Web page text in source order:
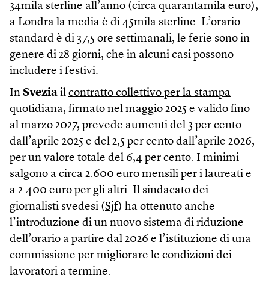
34mila sterline all’anno (circa quarantamila euro),
a Londra la media è di 45mila sterline. L’orario
standard è di 37,5 ore settimanali, le ferie sono in
genere di 28 giorni, che in alcuni casi possono
includere i festivi.
In Svezia il contratto collettivo per la stampa
quotidiana, firmato nel maggio 2025 e valido fino
al marzo 2027, prevede aumenti del 3 per cento
dall’aprile 2025 e del 2,5 per cento dall’aprile 2026,
per un valore totale del 6,4 per cento. I minimi
salgono a circa 2.600 euro mensili per i laureati e
a 2.400 euro per gli altri. Il sindacato dei
giornalisti svedesi (Sjf) ha ottenuto anche
l’introduzione di un nuovo sistema di riduzione
dell’orario a partire dal 2026 e l’istituzione di una
commissione per migliorare le condizioni dei
lavoratori a termine.